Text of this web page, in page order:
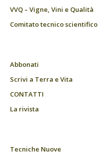
VVQ – Vigne, Vini e Qualità
Comitato tecnico scientifico
Abbonati
Scrivi a Terra e Vita
CONTATTI
La rivista
Tecniche Nuove